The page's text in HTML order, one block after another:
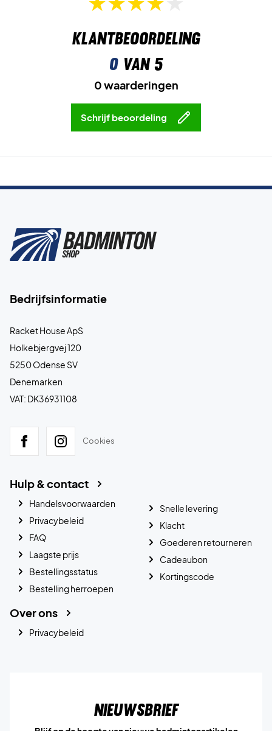
Klantbeoordeling
0van 5
0 waarderingen
Schrijf beoordeling
Bedrijfsinformatie
Racket House ApS
Holkebjergvej 120
5250 Odense SV
Denemarken
VAT: DK36931108
Cookies
Hulp & contact
Handelsvoorwaarden
Privacybeleid
FAQ
Laagste prijs
Bestellingsstatus
Bestelling herroepen
Snelle levering
Klacht
Goederen retourneren
Cadeaubon
Kortingscode
Over ons
Privacybeleid
Nieuwsbrief